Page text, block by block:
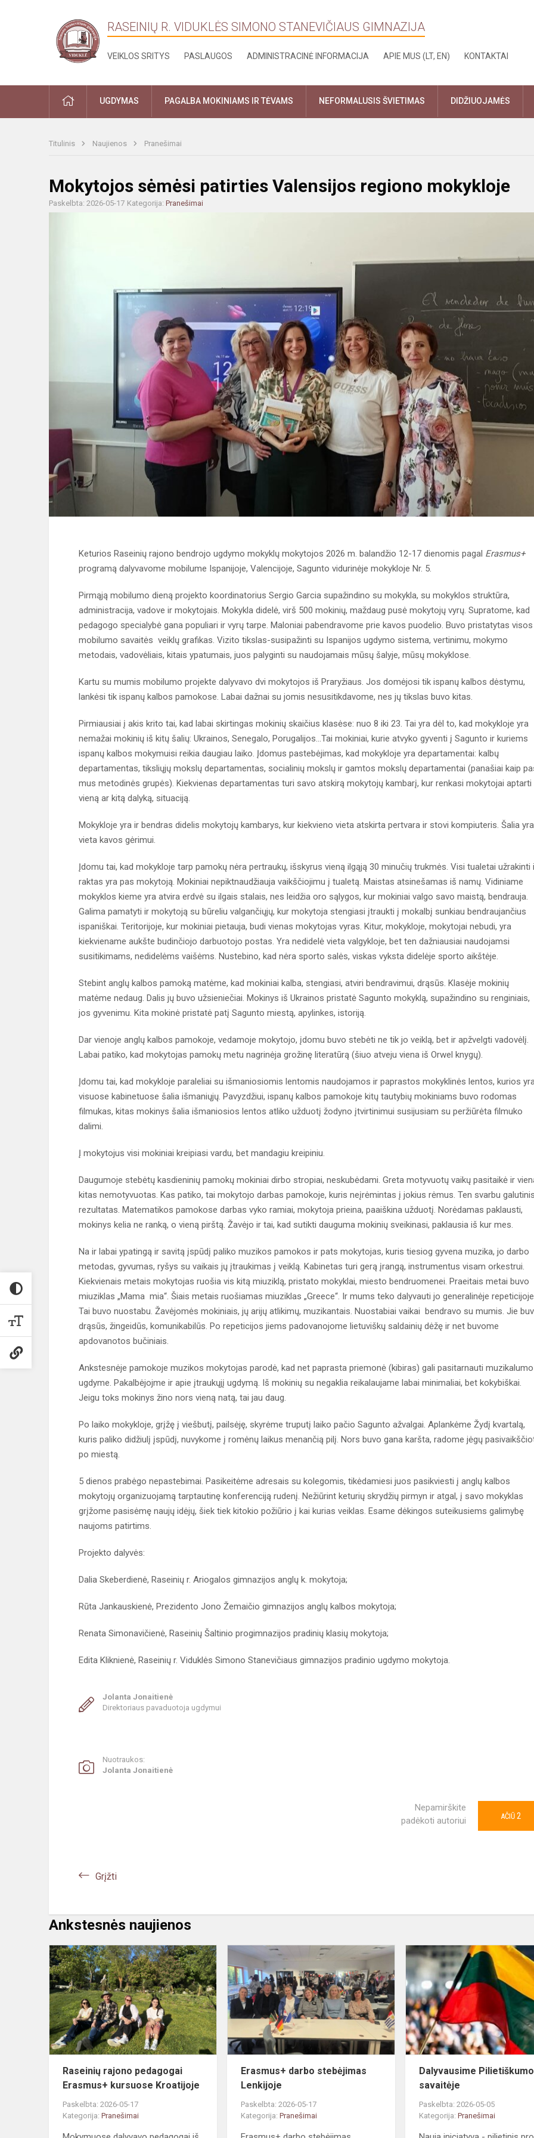
RASEINIŲ R. VIDUKLĖS SIMONO STANEVIČIAUS GIMNAZIJA
VEIKLOS SRITYS PASLAUGOS ADMINISTRACINĖ INFORMACIJA APIE MUS (LT, EN) KONTAKTAI
PRADŽIAUGDYMAS PAGALBA MOKINIAMS IR TĖVAMS NEFORMALUSIS ŠVIETIMAS DIDŽIUOJAMĖS
Titulinis Naujienos Pranešimai
Mokytojos sėmėsi patirties Valensijos regiono mokykloje
Paskelbta: 2026-05-17 Kategorija: Pranešimai
Keturios Raseinių rajono bendrojo ugdymo mokyklų mokytojos 2026 m. balandžio 12-17 dienomis pagal Erasmus+
programą dalyvavome mobilume Ispanijoje, Valencijoje, Sagunto vidurinėje mokykloje Nr. 5.
Pirmąją mobilumo dieną projekto koordinatorius Sergio Garcia supažindino su mokykla, su mokyklos struktūra,
administracija, vadove ir mokytojais. Mokykla didelė, virš 500 mokinių, maždaug pusė mokytojų vyrų. Supratome, kad
pedagogo specialybė gana populiari ir vyrų tarpe. Maloniai pabendravome prie kavos puodelio. Buvo pristatytas visos
mobilumo savaitės veiklų grafikas. Vizito tikslas-susipažinti su Ispanijos ugdymo sistema, vertinimu, mokymo
metodais, vadovėliais, kitais ypatumais, juos palyginti su naudojamais mūsų šalyje, mūsų mokyklose.
Kartu su mumis mobilumo projekte dalyvavo dvi mokytojos iš Praryžiaus. Jos domėjosi tik ispanų kalbos dėstymu,
lankėsi tik ispanų kalbos pamokose. Labai dažnai su jomis nesusitikdavome, nes jų tikslas buvo kitas.
Pirmiausiai į akis krito tai, kad labai skirtingas mokinių skaičius klasėse: nuo 8 iki 23. Tai yra dėl to, kad mokykloje yra
nemažai mokinių iš kitų šalių: Ukrainos, Senegalo, Porugalijos...Tai mokiniai, kurie atvyko gyventi į Sagunto ir kuriems
ispanų kalbos mokymuisi reikia daugiau laiko. Įdomus pastebėjimas, kad mokykloje yra departamentai: kalbų
departamentas, tiksliųjų mokslų departamentas, socialinių mokslų ir gamtos mokslų departamentai (panašiai kaip
mus metodinės grupės). Kiekvienas departamentas turi savo atskirą mokytojų kambarį, kur renkasi mokytojai aptarti
vieną ar kitą dalyką, situaciją.
Mokykloje yra ir bendras didelis mokytojų kambarys, kur kiekvieno vieta atskirta pertvara ir stovi kompiuteris. Šalia yra
vieta kavos gėrimui.
Įdomu tai, kad mokykloje tarp pamokų nėra pertraukų, išskyrus vieną ilgąją 30 minučių trukmės. Visi tualetai užrakinti
raktas yra pas mokytoją. Mokiniai nepiktnaudžiauja vaikščiojimu į tualetą. Maistas atsinešamas iš namų. Vidiniame
mokyklos kieme yra atvira erdvė su ilgais stalais, nes leidžia oro sąlygos, kur mokiniai valgo savo maistą, bendrauja.
Galima pamatyti ir mokytoją su būreliu valgančiųjų, kur mokytoja stengiasi įtraukti į mokalbį sunkiau bendraujančius
ispaniškai. Teritorijoje, kur mokiniai pietauja, budi vienas mokytojas vyras. Kitur, mokykloje, mokytojai nebudi, yra
kiekviename aukšte budinčiojo darbuotojo postas. Yra nedidelė vieta valgykloje, bet ten dažniausiai naudojamsi
susitikimams, nedidelėms vaišėms. Nustebino, kad nėra sporto salės, viskas vyksta didelėje sporto aikštėje.
Stebint anglų kalbos pamoką matėme, kad mokiniai kalba, stengiasi, atviri bendravimui, drąsūs. Klasėje mokinių
matėme nedaug. Dalis jų buvo užsieniečiai. Mokinys iš Ukrainos pristatė Sagunto mokyklą, supažindino su renginiais,
jos gyvenimu. Kita mokinė pristatė patį Sagunto miestą, apylinkes, istoriją.
Dar vienoje anglų kalbos pamokoje, vedamoje mokytojo, įdomu buvo stebėti ne tik jo veiklą, bet ir apžvelgti vadovėlį.
Labai patiko, kad mokytojas pamokų metu nagrinėja grožinę literatūrą (šiuo atveju viena iš Orwel knygų).
Įdomu tai, kad mokykloje paraleliai su išmaniosiomis lentomis naudojamos ir paprastos mokyklinės lentos, kurios
visuose kabinetuose šalia išmaniųjų. Pavyzdžiui, ispanų kalbos pamokoje kitų tautybių mokiniams buvo rodomas
filmukas, kitas mokinys šalia išmaniosios lentos atliko užduotį žodyno įtvirtinimui susijusiam su peržiūrėta filmuko
dalimi.
Į mokytojus visi mokiniai kreipiasi vardu, bet mandagiu kreipiniu.
Daugumoje stebėtų kasdieninių pamokų mokiniai dirbo stropiai, neskubėdami. Greta motyvuotų vaikų pasitaikė ir
kitas nemotyvuotas. Kas patiko, tai mokytojo darbas pamokoje, kuris neįrėmintas į jokius rėmus. Ten svarbu
rezultatas. Matematikos pamokose darbas vyko ramiai, mokytoja prieina, paaiškina užduotį. Norėdamas paklausti,
mokinys kelia ne ranką, o vieną pirštą. Žavėjo ir tai, kad sutikti dauguma mokinių sveikinasi, paklausia iš kur mes.
Na ir labai ypatingą ir savitą įspūdį paliko muzikos pamokos ir pats mokytojas, kuris tiesiog gyvena muzika, jo darbo
metodas, gyvumas, ryšys su vaikais jų įtraukimas į veiklą. Kabinetas turi gerą įrangą, instrumentus visam orkestrui.
Kiekvienais metais mokytojas ruošia vis kitą miuziklą, pristato mokyklai, miesto bendruomenei. Praeitais metai buvo
miuziklas „Mama mia“. Šiais metais ruošiamas miuziklas „Greece“. Ir mums teko dalyvauti jo generalinėje
Tai buvo nuostabu. Žavėjomės mokiniais, jų arijų atlikimų, muzikantais. Nuostabiai vaikai bendravo su mumis. Jie
drąsūs, žingeidūs, komunikabilūs. Po repeticijos jiems padovanojome lietuviškų saldainių dėžę ir net buvome
apdovanotos bučiniais.
Ankstesnėje pamokoje muzikos mokytojas parodė, kad net paprasta priemonė (kibiras) gali pasitarnauti muzikalumo
ugdyme. Pakalbėjojme ir apie įtraukųjį ugdymą. Iš mokinių su negaklia reikalaujame labai minimaliai, bet kokybiškai.
Jeigu toks mokinys žino nors vieną natą, tai jau daug.
Po laiko mokykloje, grįžę į viešbutį, pailsėję, skyrėme truputį laiko pačio Sagunto ažvalgai. Aplankėme Žydį kvartalą,
kuris paliko didžiulį įspūdį, nuvykome į romėnų laikus menančią pilį. Nors buvo gana karšta, radome jėgų
po miestą.
5 dienos prabėgo nepastebimai. Pasikeitėme adresais su kolegomis, tikėdamiesi juos pasikviesti į anglų kalbos
mokytojų organizuojamą tarptautinę konferenciją rudenį. Nežiūrint keturių skrydžių pirmyn ir atgal, į savo mokyklas
grįžome pasisėmę naujų idėjų, šiek tiek kitokio požiūrio į kai kurias veiklas. Esame dėkingos suteikusiems galimybę
naujoms patirtims.
Projekto dalyvės:
Dalia Skeberdienė, Raseinių r. Ariogalos gimnazijos anglų k. mokytoja;
Rūta Jankauskienė, Prezidento Jono Žemaičio gimnazijos anglų kalbos mokytoja;
Renata Simonavičienė, Raseinių Šaltinio progimnazijos pradinių klasių mokytoja;
Edita Kliknienė, Raseinių r. Viduklės Simono Stanevičiaus gimnazijos pradinio ugdymo mokytoja.
Jolanta Jonaitienė
Direktoriaus pavaduotoja ugdymui
Nuotraukos:
Jolanta Jonaitienė
Nepamirškite
padėkoti autoriui
AČIŪ 2
Grįžti
Ankstesnės naujienos
Raseinių
rajono
pedagogai
Erasmus+
kursuose
Kroatijoje
Raseinių rajono pedagogai
Erasmus+ kursuose Kroatijoje
Paskelbta: 2026-05-17
Kategorija: Pranešimai
Erasmus+
darbo
stebėjimas
Lenkijoje
Erasmus+ darbo stebėjimas
Lenkijoje
Paskelbta: 2026-05-17
Kategorija:Pranešimai
Dalyvausime Pilietiškumo
savaitėje
Paskelbta: 2026-05-05
Kategorija:Pranešimai